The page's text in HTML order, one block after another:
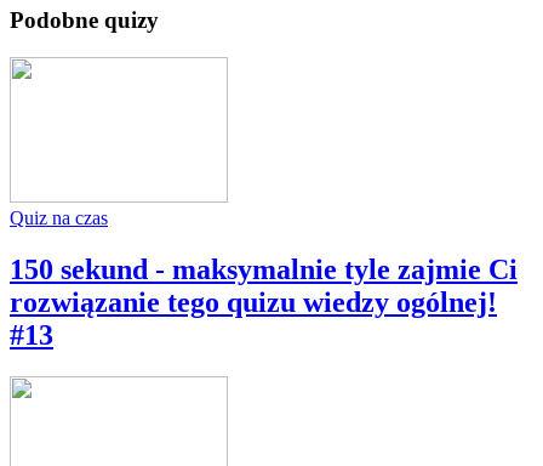
Podobne quizy
Quiz na czas
150 sekund - maksymalnie tyle zajmie Ci
rozwiązanie tego quizu wiedzy ogólnej!
#13